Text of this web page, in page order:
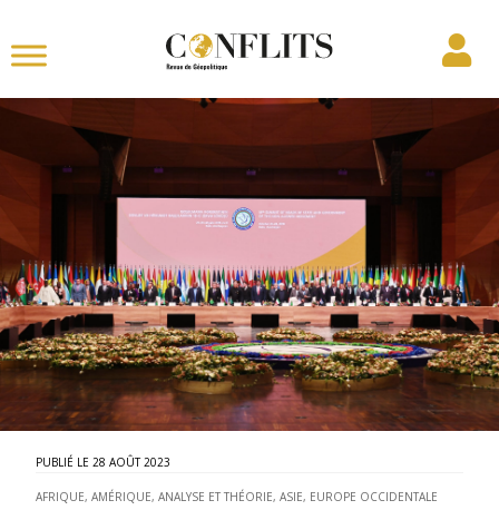
28 AOÛT 2023
AFRIQUE,AMÉRIQUE,ANALYSE ET THÉORIE,ASIE, EUROPE OCCIDENTALE